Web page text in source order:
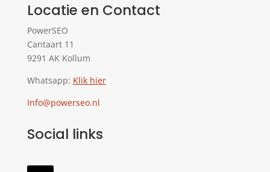
Locatie en Contact
PowerSEO
Cantaart 11
9291 AK Kollum
Whatsapp: Klik hier
Info@powerseo.nl
Social links